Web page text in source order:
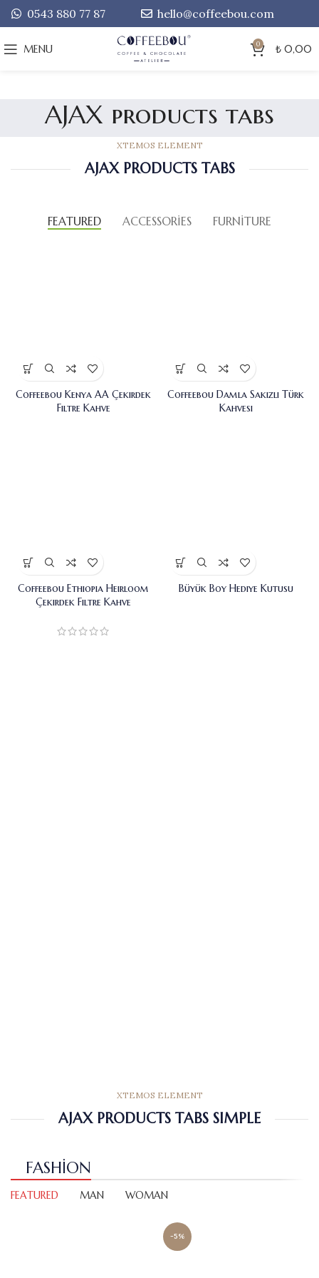
0543 880 77 87 hello@coffeebou.com
MENU 0 ₺ 0,00
AJAX products tabs
XTEMOS ELEMENT
AJAX PRODUCTS TABS
FEATURED ACCESSORIES FURNITURE
Coffeebou Kenya AA Çekirdek
Filtre Kahve
Coffeebou Damla Sakızlı Türk
Kahvesi
Coffeebou Ethiopia Heirloom
Çekirdek Filtre Kahve
Büyük Boy Hediye Kutusu
XTEMOS ELEMENT
AJAX PRODUCTS TABS SIMPLE
FASHION
FEATURED MAN WOMAN
-5%